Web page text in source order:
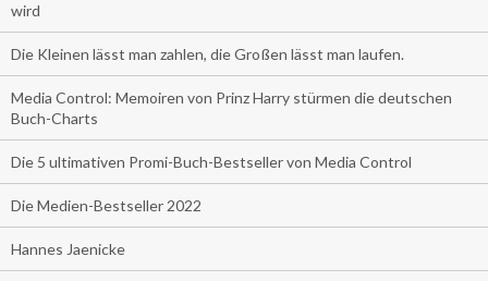
wird
Die Kleinen lässt man zahlen, die Großen lässt man laufen.
Media Control: Memoiren von Prinz Harry stürmen die deutschen
Buch-Charts
Die 5 ultimativen Promi-Buch-Bestseller von Media Control
Die Medien-Bestseller 2022
Hannes Jaenicke